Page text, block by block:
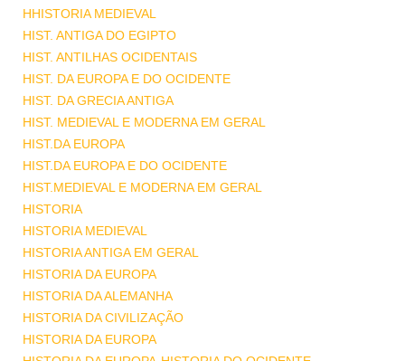
HHISTORIA MEDIEVAL
HIST. ANTIGA DO EGIPTO
HIST. ANTILHAS OCIDENTAIS
HIST. DA EUROPA E DO OCIDENTE
HIST. DA GRECIA ANTIGA
HIST. MEDIEVAL E MODERNA EM GERAL
HIST.DA EUROPA
HIST.DA EUROPA E DO OCIDENTE
HIST.MEDIEVAL E MODERNA EM GERAL
HISTORIA
HISTORIA MEDIEVAL
HISTORIA ANTIGA EM GERAL
HISTORIA DA EUROPA
HISTORIA DA ALEMANHA
HISTORIA DA CIVILIZAÇÃO
HISTORIA DA EUROPA